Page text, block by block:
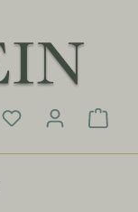
Du hast 0